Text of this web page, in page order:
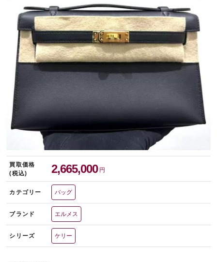
宅配買取を申し込む
無料の宅配キットをお届けします
買取価格
(税込)
2,665,000 円
カテゴリー バッグ
ブランド エルメス
シリーズ ケリー